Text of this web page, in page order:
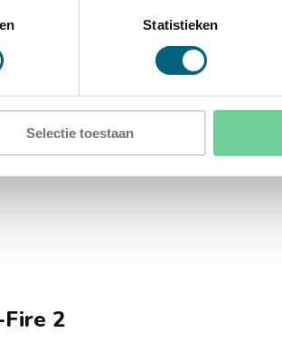
Statistieken
Selectie toestaan
Fire 2